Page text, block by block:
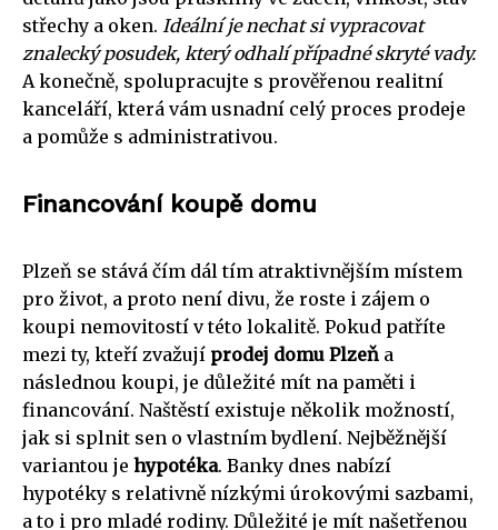
střechy a oken. Ideální je nechat si vypracovat
znalecký posudek, který odhalí případné skryté vady.
A konečně, spolupracujte s prověřenou realitní
kanceláří, která vám usnadní celý proces prodeje
a pomůže s administrativou.
Financování koupě domu
Plzeň se stává čím dál tím atraktivnějším místem
pro život, a proto není divu, že roste i zájem o
koupi nemovitostí v této lokalitě. Pokud patříte
mezi ty, kteří zvažují prodej domu Plzeň a
následnou koupi, je důležité mít na paměti i
financování. Naštěstí existuje několik možností,
jak si splnit sen o vlastním bydlení. Nejběžnější
variantou je hypotéka. Banky dnes nabízí
hypotéky s relativně nízkými úrokovými sazbami,
a to i pro mladé rodiny. Důležité je mít našetřenou